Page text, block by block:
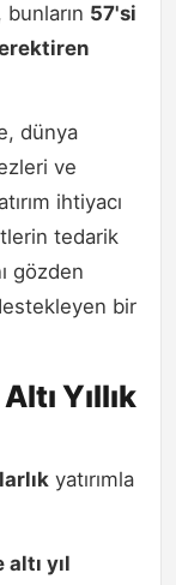
57'si
dünya
ve
ihtiyacı
tedarik
gözden
bir
Yıllık
yatırımla
yıl